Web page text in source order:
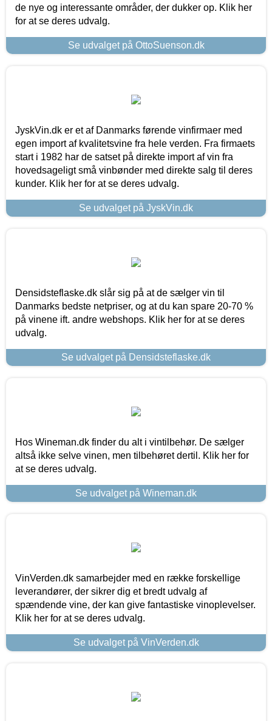
de nye og interessante områder, der dukker op. Klik her
for at se deres udvalg.
Se udvalget på OttoSuenson.dk
JyskVin.dk er et af Danmarks førende vinfirmaer med
egen import af kvalitetsvine fra hele verden. Fra firmaets
start i 1982 har de satset på direkte import af vin fra
hovedsageligt små vinbønder med direkte salg til deres
kunder. Klik her for at se deres udvalg.
Se udvalget på JyskVin.dk
Densidsteflaske.dk slår sig på at de sælger vin til
Danmarks bedste netpriser, og at du kan spare 20-70 %
på vinene ift. andre webshops. Klik her for at se deres
udvalg.
Se udvalget på Densidsteflaske.dk
Hos Wineman.dk finder du alt i vintilbehør. De sælger
altså ikke selve vinen, men tilbehøret dertil. Klik her for
at se deres udvalg.
Se udvalget på Wineman.dk
VinVerden.dk samarbejder med en række forskellige
leverandører, der sikrer dig et bredt udvalg af
spændende vine, der kan give fantastiske vinoplevelser.
Klik her for at se deres udvalg.
Se udvalget på VinVerden.dk